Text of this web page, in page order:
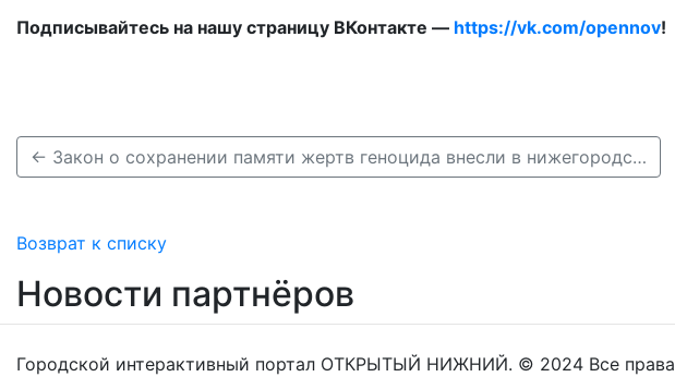
Подписывайтесь на нашу страницу ВКонтакте — https://vk.com/opennov!
← Закон о сохранении памяти жертв геноцида внесли в нижегородский парламент
Возврат к списку
Новости партнёров
Городской интерактивный портал ОТКРЫТЫЙ НИЖНИЙ. © 2024 Все права